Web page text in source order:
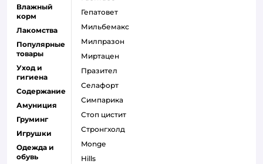
Влажный
корм
Лакомства
Популярные
товары
Уход и
гигиена
Содержание
Амуниция
Груминг
Игрушки
Одежда и
обувь
гепатовет
мильбемакс
милпразон
миртацен
празител
селафорт
симпарика
стоп цистит
стронгхолд
monge
hills